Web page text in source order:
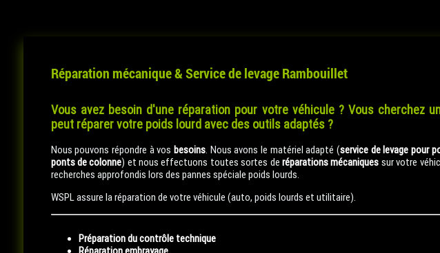
Réparation mécanique & Service de levage Rambouillet
Vous avez besoin d'une réparation pour votre véhicule ? Vous cherchez
peut réparer votre poids lourd avec des outils adaptés ?
Nous pouvons répondre à vos besoins. Nous avons le matériel adapté (service de levage pour
ponts de colonne) et nous effectuons toutes sortes deréparations mécaniques sur votre
recherches approfondis lors des pannes spéciale poids lourds.
WSPL assure la réparation de votre véhicule (auto, poids lourds et utilitaire).
Préparation du contrôle technique